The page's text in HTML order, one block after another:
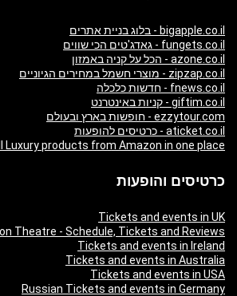
bigapple.co.il - בלוג בניית אתרים
fungets.co.il - גאדג'טים הכי שווים
azone.co.il - הכל על קניה באמזון
zipzap.co.il - מוצרי חשמל במחירים הגיוניים
fnews.co.il - חדשות כלכלה
giftim.co.il - קניות באינטרנט
ezzytour.com - חופשות בארץ ובעולם
aticket.co.il - כרטיסים להופעות
Luxury products from Amazon in one place
כרטיסים והופעות
Tickets and events in UK
Theatre - Schedule, Tickets and Reviews
Tickets and events in Ireland
Tickets and events in Australia
Tickets and events in USA
Russian Tickets and events in Germany